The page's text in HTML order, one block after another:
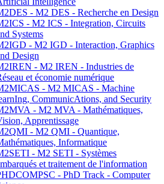
- M2 DES - Recherche en Design
- M2 ICS - Integration, Circuits
Systems
- M2 IGD - Interaction, Graphics
Design
- M2 IREN - Industries de
et économie numérique
- M2 MICAS - Machine
CommunicAtions, and Security
- M2 MVA - Mathématiques,
Apprentissage
- M2 QMI - Quantique,
Informatique
- M2 SETI - Systèmes
et traitement de l'information
- PhD Track - Computer